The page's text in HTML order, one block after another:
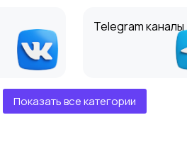
Telegram каналы
Youtube каналы
Показать все категории